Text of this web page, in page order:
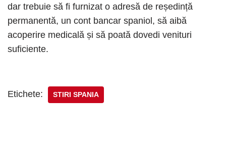
dar trebuie să fi furnizat o adresă de reședință
permanentă, un cont bancar spaniol, să aibă
acoperire medicală și să poată dovedi venituri
suficiente.
Etichete: STIRI SPANIA